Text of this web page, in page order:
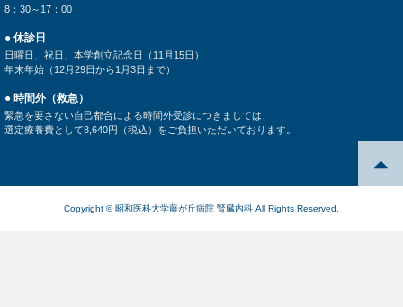
8：30～17：00
● 休診日
日曜日、祝日、本学創立記念日（11月15日）
年末年始（12月29日から1月3日まで）
● 時間外（救急）
緊急を要さない自己都合による時間外受診につきましては、
選定療養費として8,640円（税込）をご負担いただいております。
Copyright © 昭和医科大学藤が丘病院 腎臓内科 All Rights Reserved.